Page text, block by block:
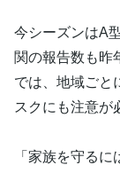
今シーズンはA
関の報告数も昨
では、地域ごと
スクにも注意が
「家族を守る